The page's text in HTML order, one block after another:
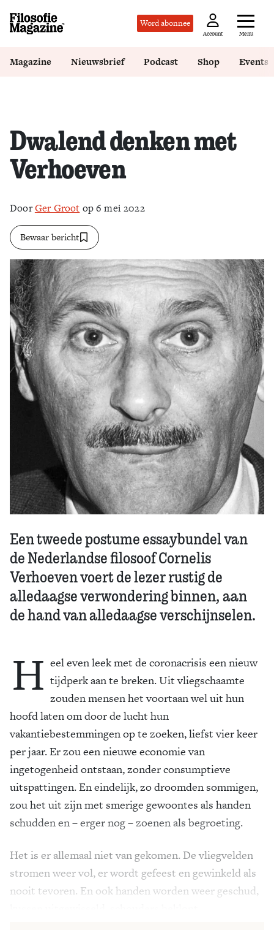
Word abonnee
Account Menu
Zoek
Magazine Nieuwsbrief Podcast Shop Events
Dwalend denken met
Verhoeven
DoorGer Groot op 6 mei 2022
Bewaar bericht
Een tweede postume essaybundel van
de Nederlandse filosoof Cornelis
Verhoeven voert de lezer rustig de
alledaagse verwondering binnen, aan
de hand van alledaagse verschijnselen.
H eel even leek met de coronacrisis een nieuw
tijdperk aan te breken. Uit vliegschaamte
zouden mensen het voortaan wel uit hun
hoofd laten om door de lucht hun
vakantiebestemmingen op te zoeken, liefst vier keer
per jaar. Er zou een nieuwe economie van
ingetogenheid ontstaan, zonder consumptieve
uitspattingen. En eindelijk, zo droomden sommigen,
zou het uit zijn met smerige gewoontes als handen
schudden en – erger nog – zoenen als begroeting.
Het is er allemaal niet van gekomen. De vliegvelden
stromen weer vol, er wordt gefeest en gewinkeld als
nooit tevoren. En ook handen worden weer geschud,